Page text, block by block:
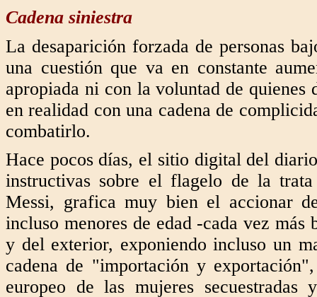
Cadena siniestra
La desaparición forzada de personas
una cuestión que va en constante
apropiada ni con la voluntad de
en realidad con una cadena de
combatirlo.
Hace pocos días, el sitio digital del
instructivas sobre el flagelo de la
Messi, grafica muy bien el accionar
incluso menores de edad -cada vez
y del exterior, exponiendo incluso un
cadena de "importación y
europeo de las mujeres secuestradas